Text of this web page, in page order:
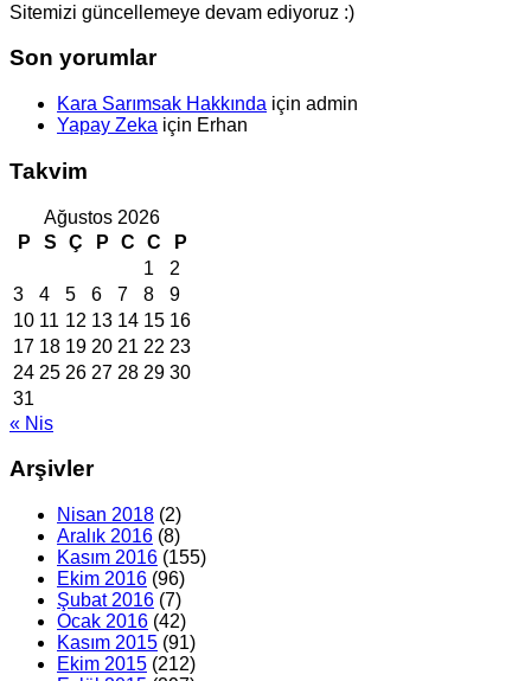
Sitemizi güncellemeye devam ediyoruz :)
Son yorumlar
Kara Sarımsak Hakkında için admin
Yapay Zeka için Erhan
Takvim
Ağustos 2026
P
S Ç P C C
P
1
2
3
4 5 6 7 8
9
10 11 12 13 14 15 16
17 18 19 20 21 22 23
24 25 26 27 28 29 30
31
« Nis
Arşivler
Nisan 2018 (2)
Aralık 2016 (8)
Kasım 2016 (155)
Ekim 2016 (96)
Şubat 2016 (7)
Ocak 2016 (42)
Kasım 2015 (91)
Ekim 2015 (212)